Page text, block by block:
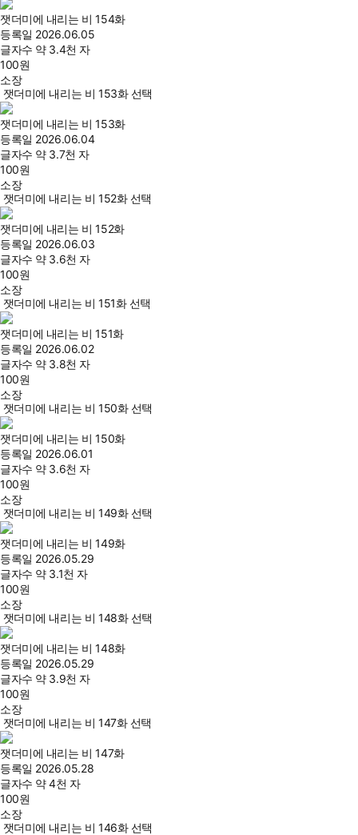
잿더미에 내리는 비 154화
등록일 2026.06.05
글자수 약 3.4천 자
100원
소장
잿더미에 내리는 비 153화 선택
잿더미에 내리는 비 153화
등록일 2026.06.04
글자수 약 3.7천 자
100원
소장
잿더미에 내리는 비 152화 선택
잿더미에 내리는 비 152화
등록일 2026.06.03
글자수 약 3.6천 자
100원
소장
잿더미에 내리는 비 151화 선택
잿더미에 내리는 비 151화
등록일 2026.06.02
글자수 약 3.8천 자
100원
소장
잿더미에 내리는 비 150화 선택
잿더미에 내리는 비 150화
등록일 2026.06.01
글자수 약 3.6천 자
100원
소장
잿더미에 내리는 비 149화 선택
잿더미에 내리는 비 149화
등록일 2026.05.29
글자수 약 3.1천 자
100원
소장
잿더미에 내리는 비 148화 선택
잿더미에 내리는 비 148화
등록일 2026.05.29
글자수 약 3.9천 자
100원
소장
잿더미에 내리는 비 147화 선택
잿더미에 내리는 비 147화
등록일 2026.05.28
글자수 약 4천 자
100원
소장
잿더미에 내리는 비 146화 선택